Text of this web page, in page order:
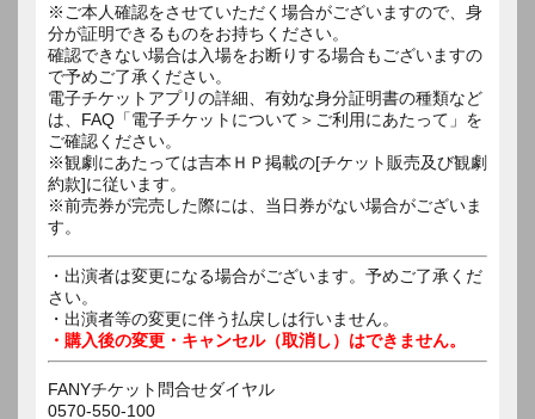
※ご本人確認をさせていただく場合がございますので、身
分が証明できるものをお持ちください。
確認できない場合は入場をお断りする場合もございますの
で予めご了承ください。
電子チケットアプリの詳細、有効な身分証明書の種類など
は、FAQ「電子チケットについて＞ご利用にあたって」を
ご確認ください。
※観劇にあたっては吉本ＨＰ掲載の[チケット販売及び観劇
約款]に従います。
※前売券が完売した際には、当日券がない場合がございま
す。
・出演者は変更になる場合がございます。予めご了承くだ
さい。
・出演者等の変更に伴う払戻しは行いません。
・購入後の変更・キャンセル（取消し）はできません。
FANYチケット問合せダイヤル
0570-550-100